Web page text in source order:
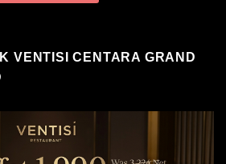
VENTISI CENTARA GRAND